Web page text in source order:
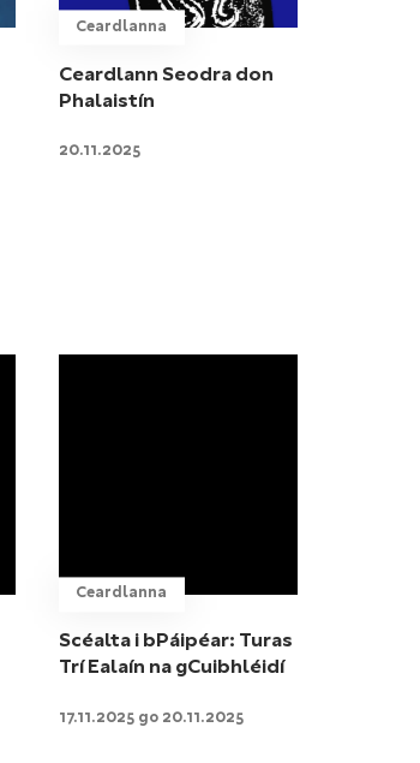
Ceardlanna
Ceardlann Seodra don
Phalaistín
20.11.2025
Ceardlanna
Scéalta i bPáipéar: Turas
Trí Ealaín na gCuibhléidí
17.11.2025 go 20.11.2025